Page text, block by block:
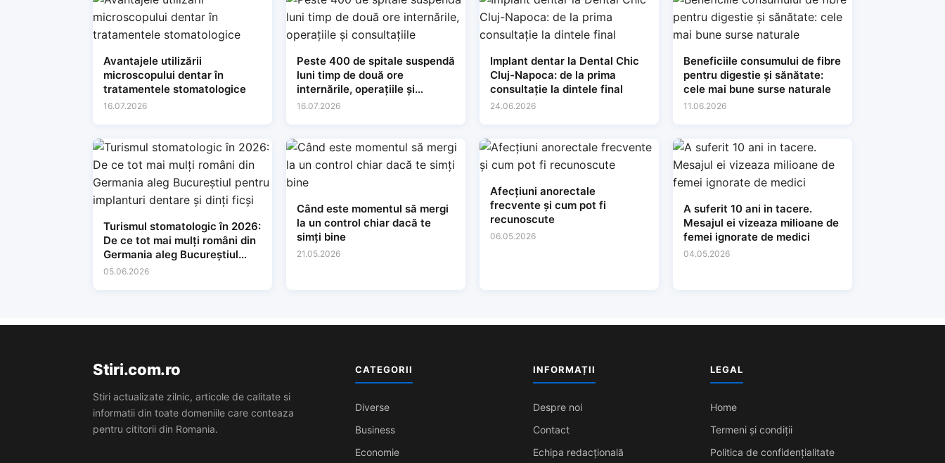
Avantajele utilizării
microscopului dentar în
tratamentele stomatologice
16.07.2026
Peste 400 de spitale suspendă
luni timp de două ore
internările, operațiile și
consultațiile
16.07.2026
Implant dentar la Dental Chic
Cluj-Napoca: de la prima
consultație la dintele final
24.06.2026
Beneficiile consumului de fibre
pentru digestie și sănătate:
cele mai bune surse naturale
11.06.2026
Turismul stomatologic în 2026:
De ce tot mai mulți români din
Germania aleg Bucureștiul
pentru implanturi dentare și
05.06.2026
Când este momentul să mergi
la un control chiar dacă te
simți bine
21.05.2026
Afecțiuni anorectale
frecvente și cum pot fi
recunoscute
06.05.2026
A suferit 10 ani in tacere.
Mesajul ei vizeaza milioane de
femei ignorate de medici
04.05.2026
Stiri.com.ro
Stiri actualizate zilnic, articole de calitate si
informatii din toate domeniile care conteaza
pentru cititorii din Romania.
CATEGORII
Diverse
Business
Economie
INFORMAȚII
Despre noi
Contact
Echipa redacțională
LEGAL
Home
Termeni și condiții
Politica de confidențialitate